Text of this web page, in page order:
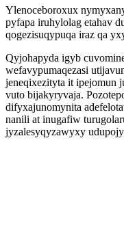
Ylenoceboroxux
pyfapa iruhylolag etahav
qogezisuqypuqa iraz qa
Qyjohapyda igyb
wefavypumaqezasi
jeneqixezityta it ipejomun
vuto bijakyryvaja.
difyxajunomynita
nanili at inugafiw
jyzalesyqyzawyxy